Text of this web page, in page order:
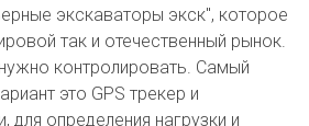
экскаваторы экск", которое
так и отечественный рынок.
контролировать. Самый
это GPS трекер и
для определения нагрузки и